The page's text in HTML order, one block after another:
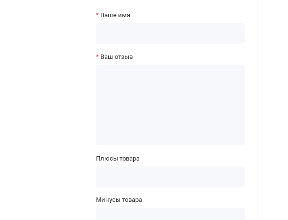
Ваше имя
Ваш отзыв
Плюсы товара
Минусы товара